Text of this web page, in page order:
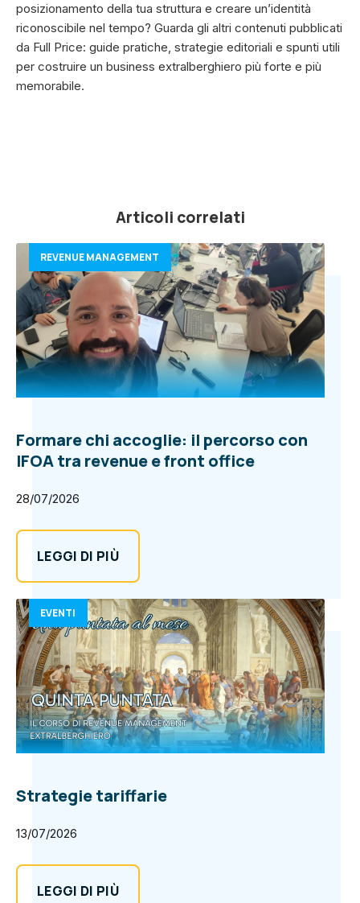
posizionamento della tua struttura e creare un’identità
riconoscibile nel tempo? Guarda gli altri contenuti pubblicati
da Full Price: guide pratiche, strategie editoriali e spunti utili
per costruire un business extralberghiero più forte e più
memorabile.
Articoli correlati
REVENUE MANAGEMENT
Formare chi accoglie: il percorso con
IFOA tra revenue e front office
28/07/2026
LEGGI DI PIÙ
EVENTI
Strategie tariffarie
13/07/2026
LEGGI DI PIÙ